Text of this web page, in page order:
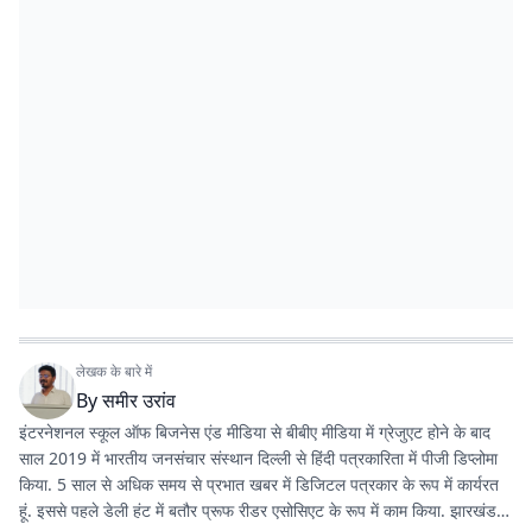
लेखक के बारे में
Byसमीर उरांव
इंटरनेशनल स्कूल ऑफ बिजनेस एंड मीडिया से बीबीए मीडिया में ग्रेजुएट होने के बाद
साल 2019 में भारतीय जनसंचार संस्थान दिल्ली से हिंदी पत्रकारिता में पीजी डिप्लोमा
किया. 5 साल से अधिक समय से प्रभात खबर में डिजिटल पत्रकार के रूप में कार्यरत
हूं. इससे पहले डेली हंट में बतौर प्रूफ रीडर एसोसिएट के रूप में काम किया. झारखंड के